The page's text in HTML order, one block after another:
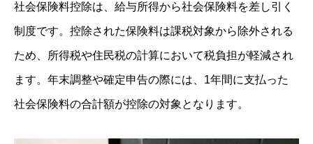
社会保険料控除は、給与所得から社会保険料を差し引く
制度です。控除された保険料は課税対象から除外される
ため、所得税や住民税の計算において税負担が軽減され
ます。年末調整や確定申告の際には、1年間に支払った
社会保険料の合計額が控除の対象となります。